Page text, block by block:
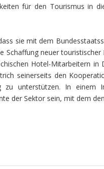
für den Tourismus in
sie mit dem
Schaffung neuer
Hotel-Mitarbeitern
seinerseits den
zu unterstützen. In einem
der Sektor sein, mit dem